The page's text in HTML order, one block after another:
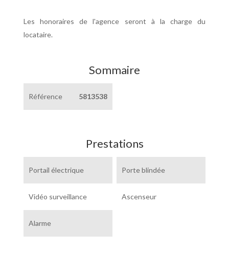
Les honoraires de l'agence seront à la charge du
locataire.
Sommaire
Référence 5813538
Prestations
Portail électrique Porte blindée
Vidéo surveillance Ascenseur
Alarme